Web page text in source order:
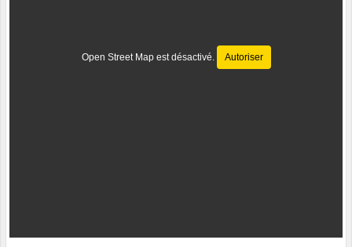
Open Street Map est désactivé. Autoriser